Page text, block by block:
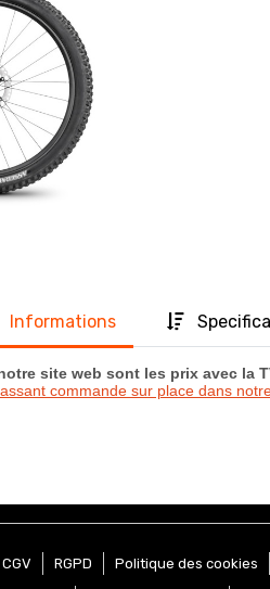
Informations
site web sont les prix avec la
commande sur place dans
CGV RGPD Politique des cookies